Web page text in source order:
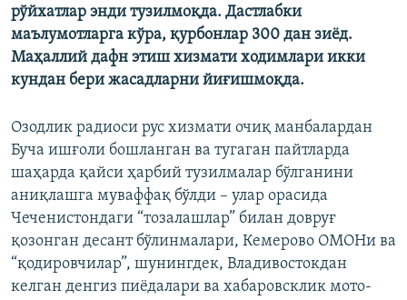
рўйхатлар энди тузилмоқда. Дастлабки
маълумотларга кўра, қурбонлар 300 дан зиёд.
Маҳаллий дафн этиш хизмати ходимлари икки
кундан бери жасадларни йиғишмоқда.
Озодлик радиоси рус хизмати очиқ манбалардан
Буча ишғоли бошланган ва тугаган пайтларда
шаҳарда қайси ҳарбий тузилмалар бўлганини
аниқлашга муваффақ бўлди – улар орасида
Чеченистондаги “тозалашлар” билан довруғ
қозонган десант бўлинмалари, Кемерово ОМОНи ва
“қодировчилар”, шунингдек, Владивостокдан
келган денгиз пиёдалари ва хабаровсклик мото-